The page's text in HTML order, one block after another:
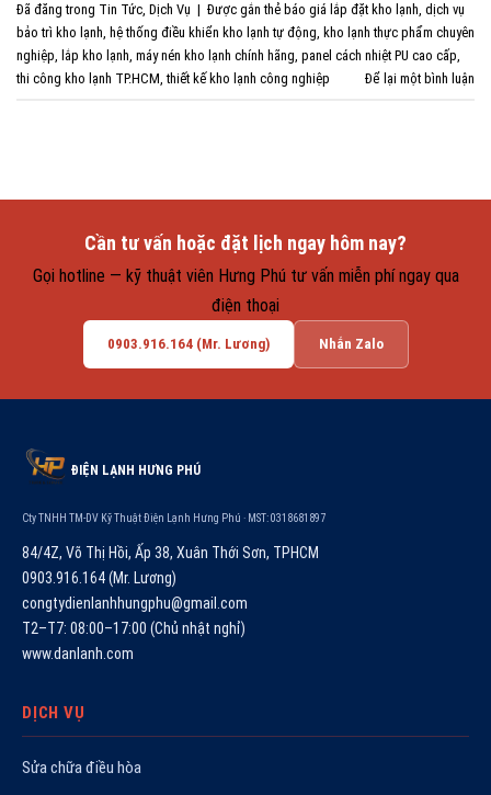
Đã đăng trong Tin Tức, Dịch Vụ | Được gắn thẻ báo giá lắp đặt kho lạnh, dịch vụ
bảo trì kho lạnh, hệ thống điều khiển kho lạnh tự động, kho lạnh thực phẩm chuyên
nghiệp, lắp kho lạnh, máy nén kho lạnh chính hãng, panel cách nhiệt PU cao cấp,
thi công kho lạnh TP.HCM,thiết kế kho lạnh công nghiệp Để lại một bình luận
Cần tư vấn hoặc đặt lịch ngay hôm nay?
Gọi hotline — kỹ thuật viên Hưng Phú tư vấn miễn phí ngay qua
điện thoại
0903.916.164 (Mr. Lương) Nhắn Zalo
ĐIỆN LẠNH HƯNG PHÚ
Cty TNHH TM-DV Kỹ Thuật Điện Lạnh Hưng Phú · MST: 0318681897
84/4Z, Võ Thị Hồi, Ấp 38, Xuân Thới Sơn, TPHCM
0903.916.164 (Mr. Lương)
congtydienlanhhungphu@gmail.com
T2–T7: 08:00–17:00 (Chủ nhật nghỉ)
www.danlanh.com
DỊCH VỤ
Sửa chữa điều hòa